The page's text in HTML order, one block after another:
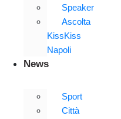
Speaker
Ascolta
KissKiss
Napoli
News
Sport
Città